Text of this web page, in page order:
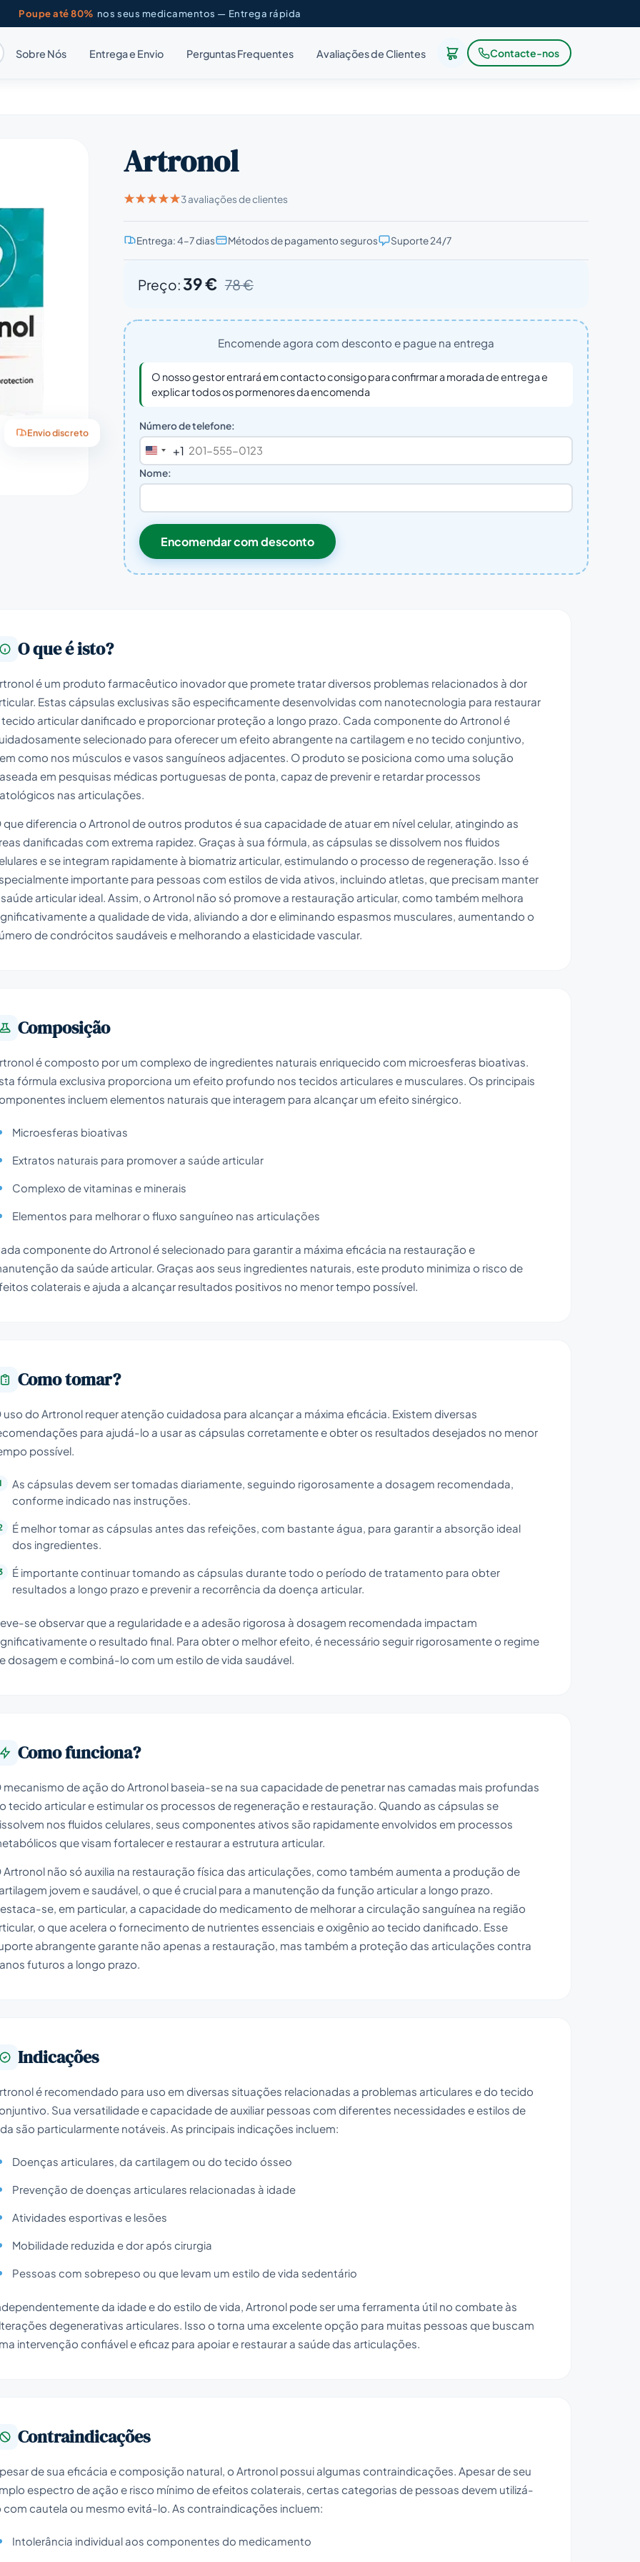
Poupe até 80% nos seus medicamentos — Entrega rápida
Sobre Nós Entrega e Envio Perguntas Frequentes Avaliações de Clientes Contacte-nos
Envio discreto
Artronol
3 avaliações de clientes
Entrega: 4–7 dias Métodos de pagamento seguros Suporte 24/7
Preço:39 € 78 €
Encomende agora com desconto e pague na entrega
O nosso gestor entrará em contacto consigo para confirmar a morada de entrega e
explicar todos os pormenores da encomenda
Número de telefone:
United
States
+1
Nome:
Encomendar com desconto
O que é isto?
é um produto farmacêutico inovador que promete tratar diversos problemas relacionados à dor
Estas cápsulas exclusivas são especificamente desenvolvidas com nanotecnologia para restaurar
tecido articular danificado e proporcionar proteção a longo prazo. Cada componente do Artronol é
selecionado para oferecer um efeito abrangente na cartilagem e no tecido conjuntivo,
como nos músculos e vasos sanguíneos adjacentes. O produto se posiciona como uma solução
em pesquisas médicas portuguesas de ponta, capaz de prevenir e retardar processos
nas articulações.
que diferencia o Artronol de outros produtos é sua capacidade de atuar em nível celular, atingindo as
danificadas com extrema rapidez. Graças à sua fórmula, as cápsulas se dissolvem nos fluidos
e se integram rapidamente à biomatriz articular, estimulando o processo de regeneração. Isso é
importante para pessoas com estilos de vida ativos, incluindo atletas, que precisam manter
saúde articular ideal. Assim, o Artronol não só promove a restauração articular, como também melhora
a qualidade de vida, aliviando a dor e eliminando espasmos musculares, aumentando o
de condrócitos saudáveis e melhorando a elasticidade vascular.
Composição
é composto por um complexo de ingredientes naturais enriquecido com microesferas bioativas.
fórmula exclusiva proporciona um efeito profundo nos tecidos articulares e musculares. Os principais
incluem elementos naturais que interagem para alcançar um efeito sinérgico.
Microesferas bioativas
Extratos naturais para promover a saúde articular
Complexo de vitaminas e minerais
Elementos para melhorar o fluxo sanguíneo nas articulações
componente do Artronol é selecionado para garantir a máxima eficácia na restauração e
da saúde articular. Graças aos seus ingredientes naturais, este produto minimiza o risco de
colaterais e ajuda a alcançar resultados positivos no menor tempo possível.
Como tomar?
uso do Artronol requer atenção cuidadosa para alcançar a máxima eficácia. Existem diversas
para ajudá-lo a usar as cápsulas corretamente e obter os resultados desejados no menor
possível.
As cápsulas devem ser tomadas diariamente, seguindo rigorosamente a dosagem recomendada,
conforme indicado nas instruções.
É melhor tomar as cápsulas antes das refeições, com bastante água, para garantir a absorção ideal
dos ingredientes.
É importante continuar tomando as cápsulas durante todo o período de tratamento para obter
resultados a longo prazo e prevenir a recorrência da doença articular.
se observar que a regularidade e a adesão rigorosa à dosagem recomendada impactam
o resultado final. Para obter o melhor efeito, é necessário seguir rigorosamente o regime
dosagem e combiná-lo com um estilo de vida saudável.
Como funciona?
mecanismo de ação do Artronol baseia-se na sua capacidade de penetrar nas camadas mais profundas
tecido articular e estimular os processos de regeneração e restauração. Quando as cápsulas se
nos fluidos celulares, seus componentes ativos são rapidamente envolvidos em processos
que visam fortalecer e restaurar a estrutura articular.
Artronol não só auxilia na restauração física das articulações, como também aumenta a produção de
jovem e saudável, o que é crucial para a manutenção da função articular a longo prazo.
se, em particular, a capacidade do medicamento de melhorar a circulação sanguínea na região
o que acelera o fornecimento de nutrientes essenciais e oxigênio ao tecido danificado. Esse
abrangente garante não apenas a restauração, mas também a proteção das articulações contra
futuros a longo prazo.
Indicações
é recomendado para uso em diversas situações relacionadas a problemas articulares e do tecido
Sua versatilidade e capacidade de auxiliar pessoas com diferentes necessidades e estilos de
são particularmente notáveis. As principais indicações incluem:
Doenças articulares, da cartilagem ou do tecido ósseo
Prevenção de doenças articulares relacionadas à idade
Atividades esportivas e lesões
Mobilidade reduzida e dor após cirurgia
Pessoas com sobrepeso ou que levam um estilo de vida sedentário
da idade e do estilo de vida, Artronol pode ser uma ferramenta útil no combate às
degenerativas articulares. Isso o torna uma excelente opção para muitas pessoas que buscam
intervenção confiável e eficaz para apoiar e restaurar a saúde das articulações.
Contraindicações
de sua eficácia e composição natural, o Artronol possui algumas contraindicações. Apesar de seu
espectro de ação e risco mínimo de efeitos colaterais, certas categorias de pessoas devem utilizá-
com cautela ou mesmo evitá-lo. As contraindicações incluem:
Intolerância individual aos componentes do medicamento